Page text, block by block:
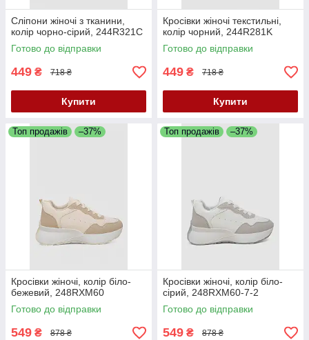
Сліпони жіночі з тканини,
колір чорно-сірий, 244R321C
Готово до відправки
449 ₴ 718 ₴
Купити
Кросівки жіночі текстильні,
колір чорний, 244R281K
Готово до відправки
449 ₴ 718 ₴
Купити
Топ продажів –37%
Кросівки жіночі, колір біло-
бежевий, 248RXM60
Готово до відправки
549 ₴ 878 ₴
Топ продажів –37%
Кросівки жіночі, колір біло-
сірий, 248RXM60-7-2
Готово до відправки
549 ₴ 878 ₴